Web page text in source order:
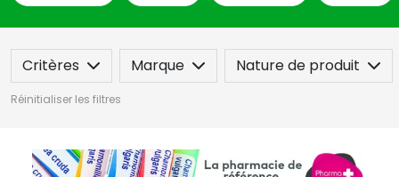
Critères Marque Nature de produit
Réinitialiser les filtres